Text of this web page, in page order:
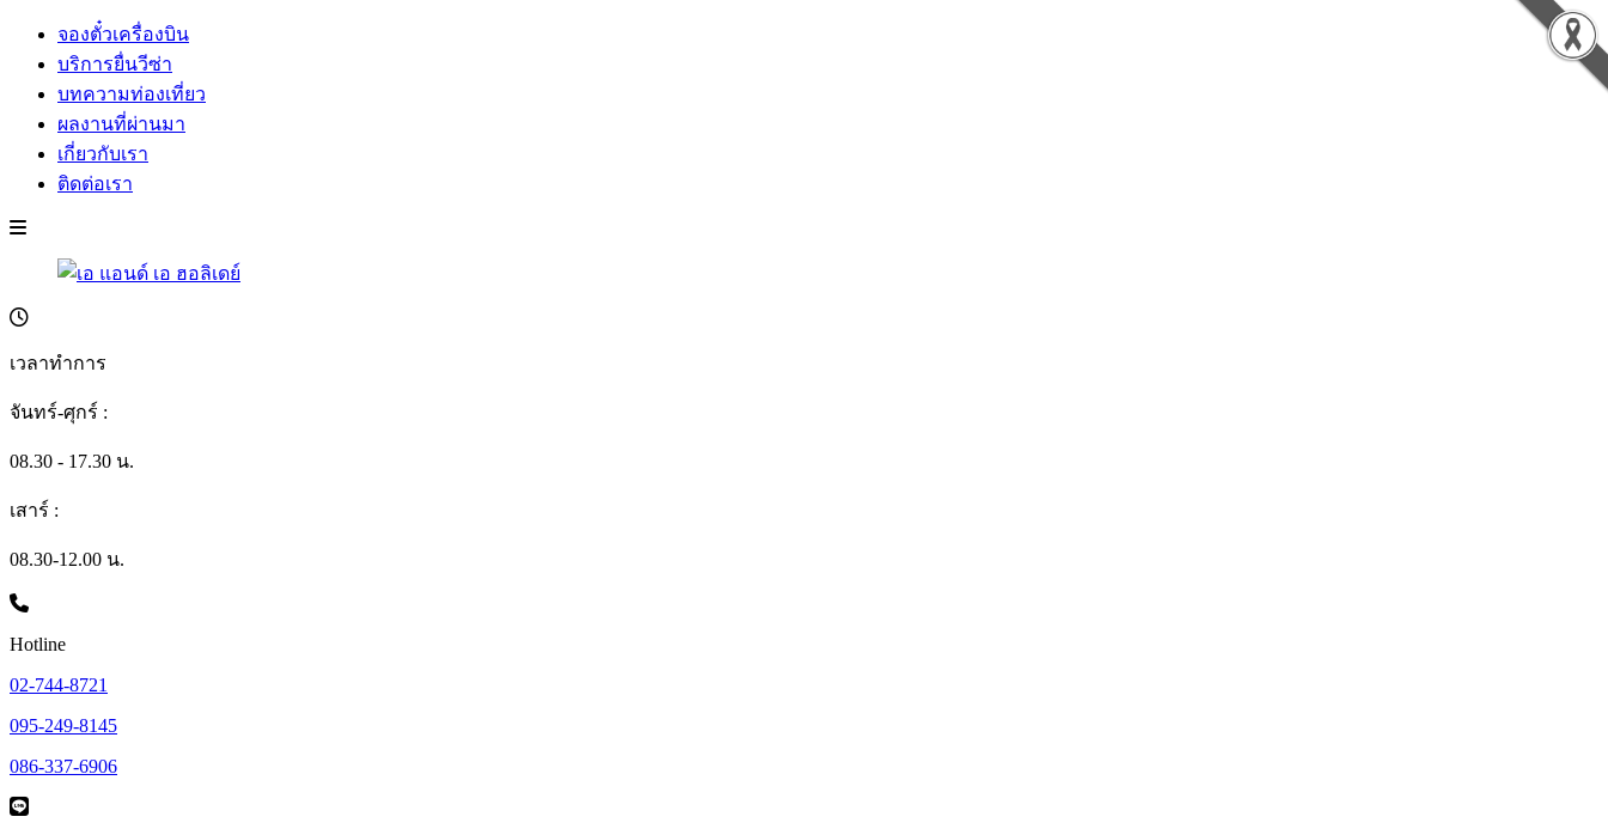
จองตั๋วเครื่องบิน
บริการยื่นวีซ่า
บทความท่องเที่ยว
ผลงานที่ผ่านมา
เกี่ยวกับเรา
ติดต่อเรา
เวลาทำการ
จันทร์-ศุกร์ :
08.30 - 17.30 น.
เสาร์ :
08.30-12.00 น.
Hotline
02-744-8721
095-249-8145
086-337-6906